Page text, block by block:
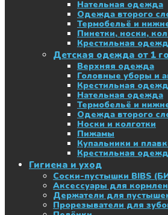
Нательная одежда
Одежда второго
Термобельё и
Пинетки, носки,
Крестильная
Детская одежда от 1
Верхняя одежда
Головные уборы и
Крестильная
Нательная одежда
Термобельё и
Одежда второго
Носки и колготки
Пижамы
Купальники и
Крестильная
Гигиена и уход
Соски-пустышки BIBS
Аксессуары для
Держатели для
Прорезыватели для